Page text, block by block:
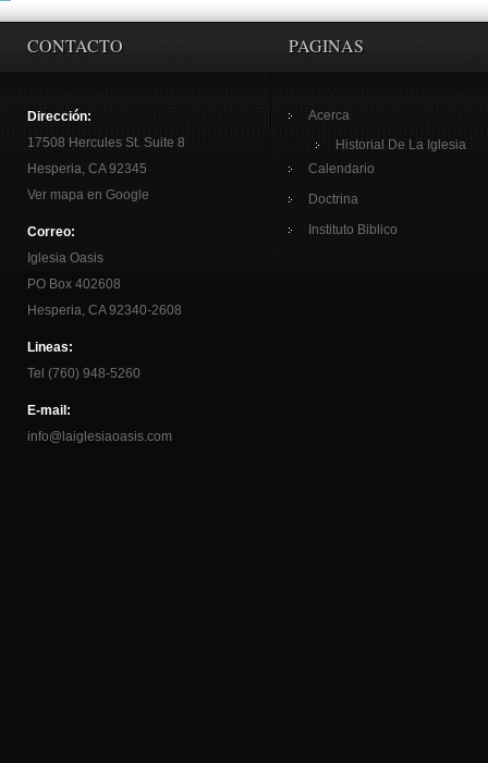
CONTACTO
Dirección:
17508 Hercules St. Suite 8
Hesperia, CA 92345
Ver mapa en Google
Correo:
Iglesia Oasis
PO Box 402608
Hesperia, CA 92340-2608
Lineas:
Tel (760) 948-5260
E-mail:
info@laiglesiaoasis.com
PAGINAS
Acerca
Historial De La Iglesia
Calendario
Doctrina
Instituto Biblico